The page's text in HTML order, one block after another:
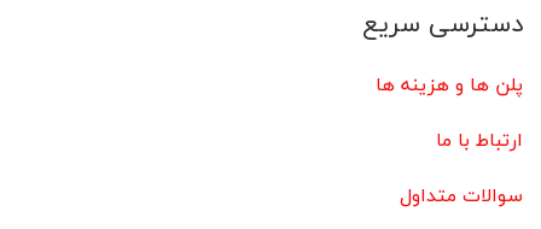
دسترسی سریع
پلن ها و هزینه ها
ارتباط با ما
سوالات متداول